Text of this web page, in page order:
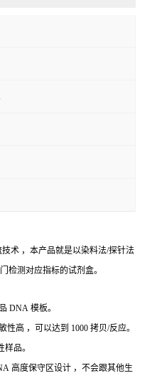
术 ，本产品就是以染料法/探针法
检测对应指标的试剂盒。
DNA 模板。
高 ，可以达到 1000 拷贝/反应。
品。
高度保守区设计 ，不会跟其他生